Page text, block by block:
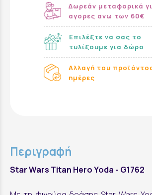
Δωρεάν μεταφορικά
αγορες ανω των 60€
Επιλέξτε να σας το
τυλίξουμε για δώρο
Αλλαγή του
ημέρες
Περιγραφή
Star Wars Titan Hero Yoda - G1762